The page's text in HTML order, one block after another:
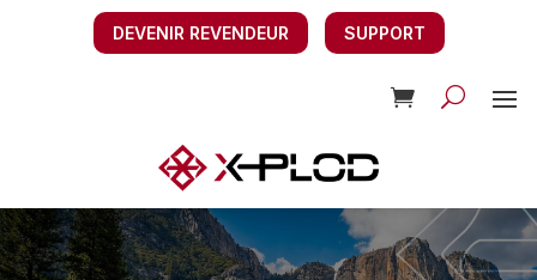
DEVENIR REVENDEUR SUPPORT